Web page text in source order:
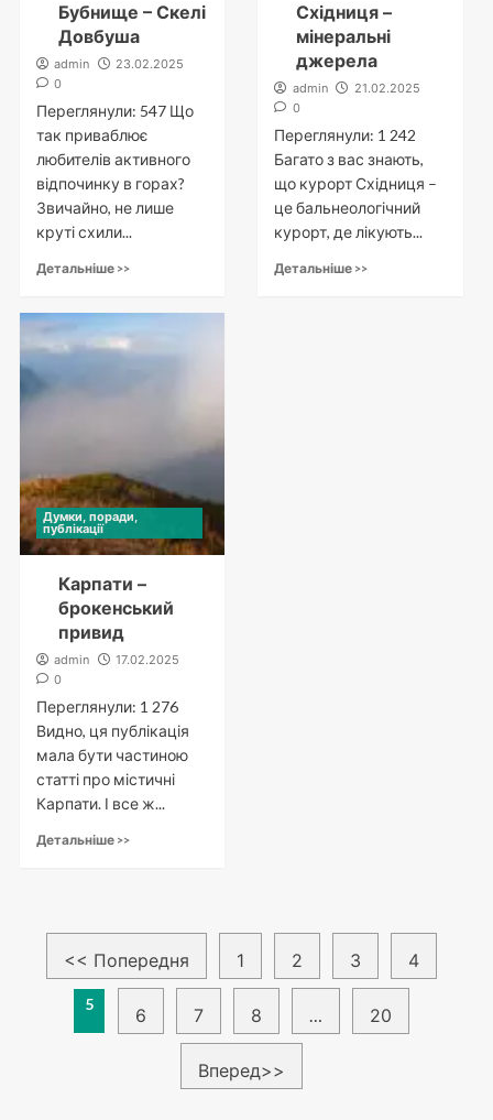
Бубнище – Скелі
Довбуша
admin
23.02.2025
0
Переглянули: 547 Що
так приваблює
любителів активного
відпочинку в горах?
Звичайно, не лише
круті схили...
Детальніше >>
Східниця –
мінеральні
джерела
admin
21.02.2025
0
Переглянули: 1 242
Багато з вас знають,
що курорт Східниця –
це бальнеологічний
курорт, де лікують...
Детальніше >>
Думки, поради,
публікації
Карпати –
брокенський
привид
admin
17.02.2025
0
Переглянули: 1 276
Видно, ця публікація
мала бути частиною
статті про містичні
Карпати. І все ж...
Детальніше >>
Пагінація
записів
<< Попередня 1 2 3 4
5
6 7 8 … 20
Вперед>>